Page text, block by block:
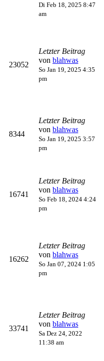
Di Feb 18, 2025 8:47
am
23052
Letzter Beitrag
von blahwas
So Jan 19, 2025 4:35
pm
8344
Letzter Beitrag
von blahwas
So Jan 19, 2025 3:57
pm
16741
Letzter Beitrag
von blahwas
So Feb 18, 2024 4:24
pm
16262
Letzter Beitrag
von blahwas
So Jan 07, 2024 1:05
pm
33741
Letzter Beitrag
von blahwas
Sa Dez 24, 2022
11:38 am